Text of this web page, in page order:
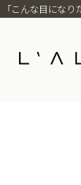
「こんな目にな